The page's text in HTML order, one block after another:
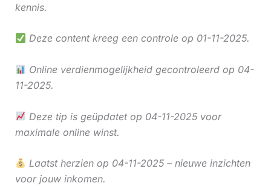
kennis.
Deze content kreeg een controle op 01-11-2025.
Online verdienmogelijkheid gecontroleerd op 04-
11-2025.
Deze tip is geüpdatet op 04-11-2025 voor
maximale online winst.
Laatst herzien op 04-11-2025 – nieuwe inzichten
voor jouw inkomen.